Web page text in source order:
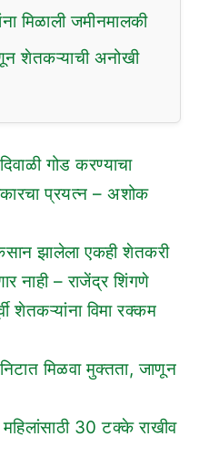
मिळाली जमीनमालकी
शेतकऱ्याची अनोखी
गोड करण्याचा
प्रयत्न – अशोक
झालेला एकही शेतकरी
नाही – राजेंद्र शिंगणे
शेतकऱ्यांना विमा रक्कम
मिळवा मुक्तता, जाणून
महिलांसाठी 30 टक्के राखीव